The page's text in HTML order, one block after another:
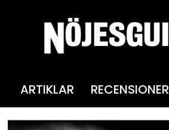
ARTIKLAR RECENSIONER